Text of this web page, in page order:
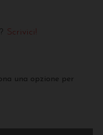
Scrivici!
una opzione per